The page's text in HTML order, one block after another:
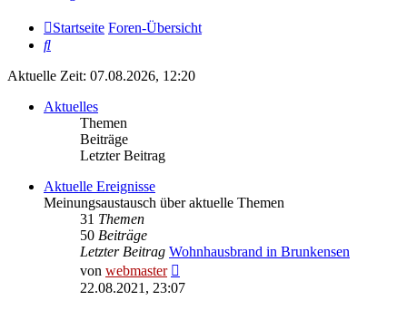
Startseite Foren-Übersicht
Suche
Aktuelle Zeit: 07.08.2026, 12:20
Aktuelles
Themen
Beiträge
Letzter Beitrag
Aktuelle Ereignisse
Meinungsaustausch über aktuelle Themen
31 Themen
50 Beiträge
Letzter Beitrag Wohnhausbrand in Brunkensen
von webmaster
Beitrag
22.08.2021, 23:07